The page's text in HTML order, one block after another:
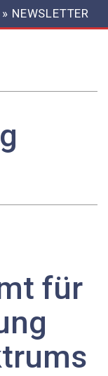
» NEWSLETTER
für